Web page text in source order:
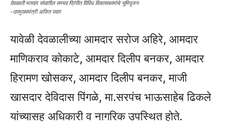
देवळाली मतदार संघातील सय्यद प्रिंपीत विविध विकासकामांचे भूमिपूजन
-उपमुख्यमंत्री अजित पवार
यावेळी देवळालीच्या आमदार सरोज अहिरे, आमदार
माणिकराव कोकाटे, आमदार दिलीप बनकर, आमदार
हिरामण खोसकर, आमदार दिलीप बनकर, माजी
खासदार देविदास पिंगळे, मा.सरपंच भाऊसाहेब ढिकले
यांच्यासह अधिकारी व नागरिक उपस्थित होते.